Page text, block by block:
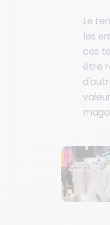
Le
les
ces
être